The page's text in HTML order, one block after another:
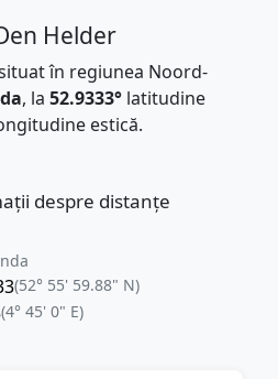
Helder
în regiunea Noord-
, la 52.9333°latitudine
estică.
despre distanțe
(52° 55' 59.88" N)
(4° 45' 0" E)